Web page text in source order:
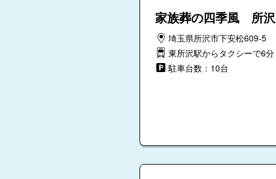
家族葬の四季風 所沢
埼玉県所沢市下安松609-5
東所沢駅からタクシーで6分
駐車台数：10台